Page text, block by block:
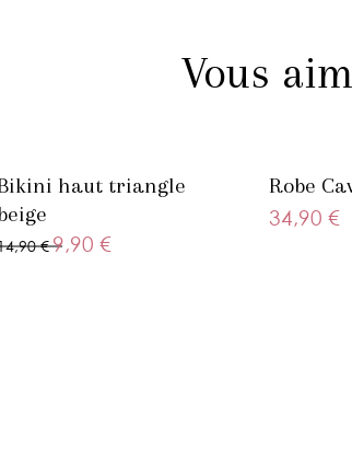
Vous
haut triangle
€9,90 €
Robe
34,90 €